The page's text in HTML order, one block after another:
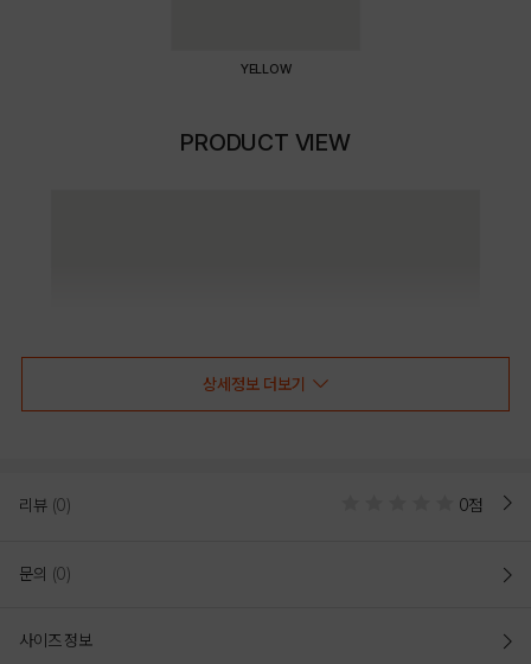
YELLOW
PRODUCT VIEW
상세정보 더보기
리뷰 (0) 0점
문의 (0)
사이즈 정보